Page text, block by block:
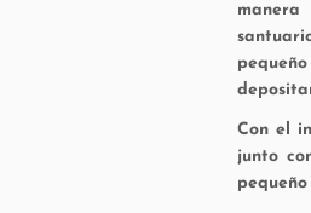
Con el
junto